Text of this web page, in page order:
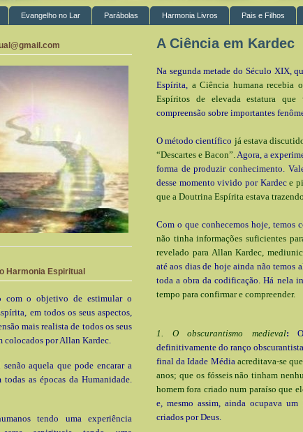
Evangelho no Lar Parábolas Harmonia Livros Pais e Filhos
A Ciência em Kardec
Na segunda metade do Século XIX,
Espírita, a Ciência humana recebia
Espíritos de elevada estatura que
compreensão sobre importantes
O método científico já estava
“Descartes e Bacon”.Agora, a
forma de produzir conhecimento.
desse momento vivido por Kardece
que a Doutrina Espírita estava
Com o que conhecemos hoje, temos
não tinha informações suficientes
revelado para Allan Kardec,
até aos dias de hoje ainda não temos
toda a obra da codificação. Há nela
tempo para confirmar e compreender.
1. O obscurantismo medieval:
definitivamente do ranço
final da Idade Média acreditava-se
anos; que os fósseis não tinham
homem fora criado num paraíso que
e, mesmo assim, ainda ocupava
criados por Deus.
Harmonia Espiritual
com o objetivo de estimular o
em todos os seus aspectos,
mais realista de todos os seus
colocados por Allan Kardec.
aquela que pode encarar a
as épocas da Humanidade.
tendo uma experiência